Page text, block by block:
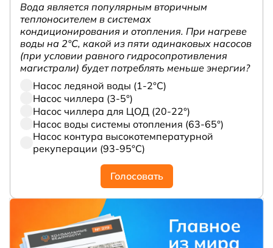
Вода является популярным вторичным
теплоносителем в системах
кондиционирования и отопления. При нагреве
воды на 2°С, какой из пяти одинаковых насосов
(при условии равного гидросопротивления
магистрали) будет потреблять меньше энергии?
Насос ледяной воды (1-2°С)
Насос чиллера (3-5°)
Насос чиллера для ЦОД (20-22°)
Насос воды системы отопления (63-65°)
Насос контура высокотемпературной
рекуперации (93-95°С)
Голосовать